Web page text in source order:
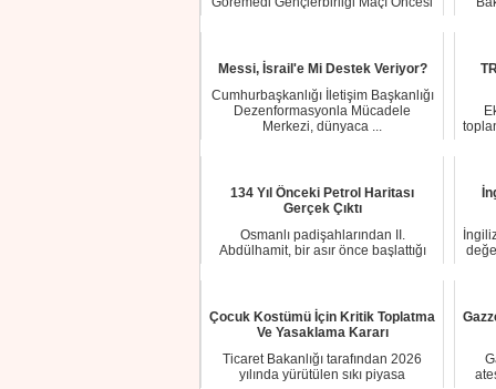
Messi, İsrail'e Mi Destek Veriyor?
Cumhurbaşkanlığı İletişim Başkanlığı
Dezenformasyonla Mücadele
Merkezi, dünyaca ...
134 Yıl Önceki Petrol Haritası
Gerçek Çıktı
Osmanlı padişahlarından II.
Abdülhamit, bir asır önce başlattığı
Çocuk Kostümü İçin Kritik Toplatma
Ve Yasaklama Kararı
Ticaret Bakanlığı tarafından 2026
yılında yürütülen sıkı piyasa